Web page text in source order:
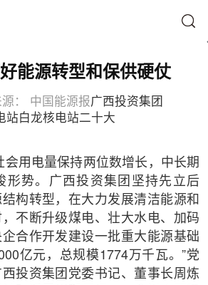
能源转型和保供硬仗
： 中国能源报广西投资集团
站 白龙核电站二十大
会用电量保持两位数增长，中长期
形势。广西投资集团坚持先立后
构转型，在大力发展清洁能源和
不断升级煤电、壮大水电、加码
合作开发建设一批重大能源基础
亿元，总规模1774万千瓦。”党
投资集团党委书记、董事长周炼